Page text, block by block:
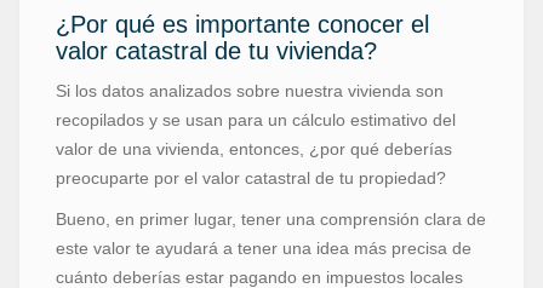
¿Por qué es importante conocer el
valor catastral de tu vivienda?
Si los datos analizados sobre nuestra vivienda son
recopilados y se usan para un cálculo estimativo del
valor de una vivienda, entonces, ¿por qué deberías
preocuparte por el valor catastral de tu propiedad?
Bueno, en primer lugar, tener una comprensión clara de
este valor te ayudará a tener una idea más precisa de
cuánto deberías estar pagando en impuestos locales